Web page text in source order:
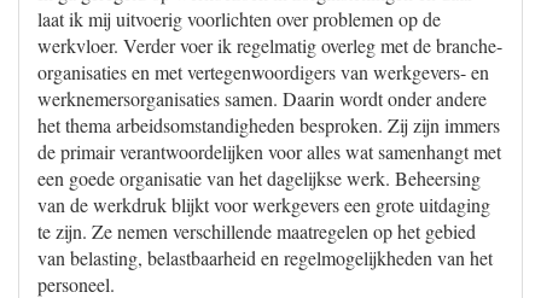
laat ik mij uitvoerig voorlichten over problemen op de
werkvloer. Verder voer ik regelmatig overleg met de branche-
organisaties en met vertegenwoordigers van werkgevers- en
werknemersorganisaties samen. Daarin wordt onder andere
het thema arbeidsomstandigheden besproken. Zij zijn immers
de primair verantwoordelijken voor alles wat samenhangt met
een goede organisatie van het dagelijkse werk. Beheersing
van de werkdruk blijkt voor werkgevers een grote uitdaging
te zijn. Ze nemen verschillende maatregelen op het gebied
van belasting, belastbaarheid en regelmogelijkheden van het
personeel.